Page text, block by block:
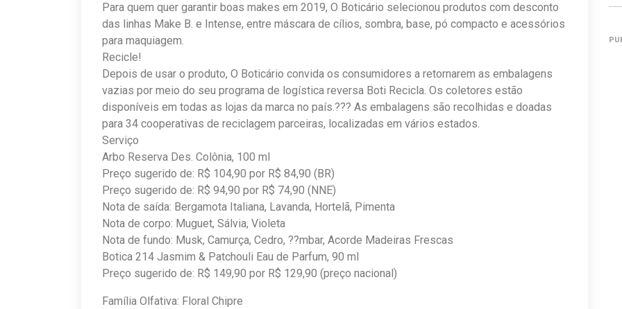
Para quem quer garantir boas makes em 2019, O Boticário selecionou produtos com desconto
das linhas Make B. e Intense, entre máscara de cílios, sombra, base, pó compacto e acessórios
para maquiagem.
Recicle!
Depois de usar o produto, O Boticário convida os consumidores a retornarem as embalagens
vazias por meio do seu programa de logística reversa Boti Recicla. Os coletores estão
disponíveis em todas as lojas da marca no país.??? As embalagens são recolhidas e doadas
para 34 cooperativas de reciclagem parceiras, localizadas em vários estados.
Serviço
Arbo Reserva Des. Colônia, 100 ml
Preço sugerido de: R$ 104,90 por R$ 84,90 (BR)
Preço sugerido de: R$ 94,90 por R$ 74,90 (NNE)
Nota de saída: Bergamota Italiana, Lavanda, Hortelã, Pimenta
Nota de corpo: Muguet, Sálvia, Violeta
Nota de fundo: Musk, Camurça, Cedro, ??mbar, Acorde Madeiras Frescas
Botica 214 Jasmim & Patchouli Eau de Parfum, 90 ml
Preço sugerido de: R$ 149,90 por R$ 129,90 (preço nacional)
Família Olfativa: Floral Chipre